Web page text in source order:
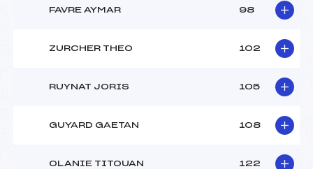
FAVRE AYMAR 98
ZURCHER THEO 102
RUYNAT JORIS 105
GUYARD GAETAN 108
OLANIE TITOUAN 122